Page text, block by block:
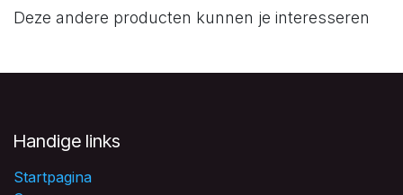
Deze andere producten kunnen je interesseren
Handige links
Startpagina